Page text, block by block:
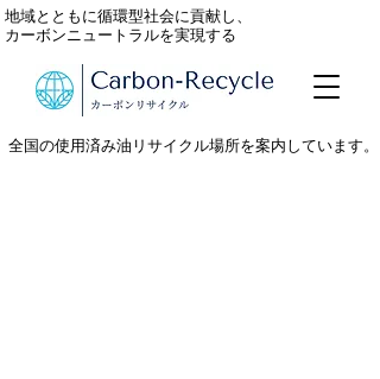
全国の使用済み油リサイクル場所を案内しています。
地域とともに循環型社会に貢献し、
カーボンニュートラルを実現する